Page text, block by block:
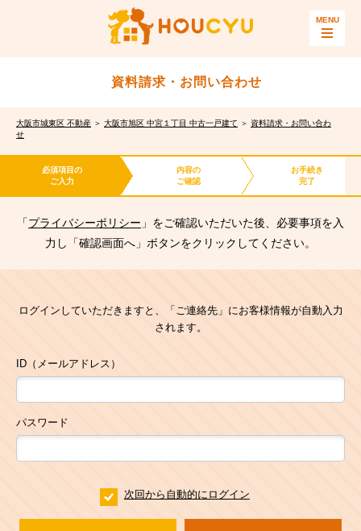
資料請求・お問い合わせ
大阪市城東区 不動産 ＞ 大阪市旭区 中宮１丁目 中古一戸建て ＞ 資料請求・お問い合わ
せ
必須項目の
ご入力
内容の
ご確認
お手続き
完了
「プライバシーポリシー 」をご確認いただいた後、必要事項を入
力し「確認画面へ」ボタンをクリックしてください。
ログインしていただきますと、「ご連絡先」にお客様情報が自動入力
されます。
ID（メールアドレス）
パスワード
次回から自動的にログイン